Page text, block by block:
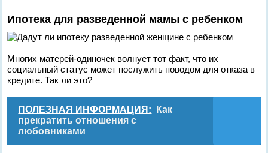
Ипотека для разведенной мамы с ребенком
Многих матерей-одиночек волнует тот факт, что их
социальный статус может послужить поводом для отказа в
кредите. Так ли это?
ПОЛЕЗНАЯ ИНФОРМАЦИЯ:
Как
прекратить отношения с
любовниками